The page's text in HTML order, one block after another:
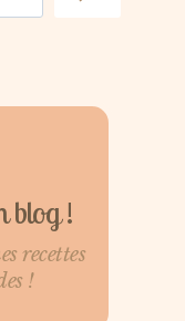
blog !
recettes
!